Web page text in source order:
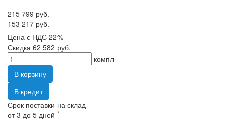
215 799 руб.
153 217 руб.
Цена с НДС 22%
Скидка 62 582 руб.
компл
В корзину
В кредит
Срок поставки на склад
от 3 до 5 дней *